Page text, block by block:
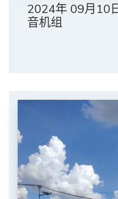
2024年 09月10
音机组